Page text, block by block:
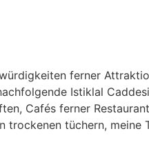
ferner
Istiklal
Cafés ferner
tüchern, meine